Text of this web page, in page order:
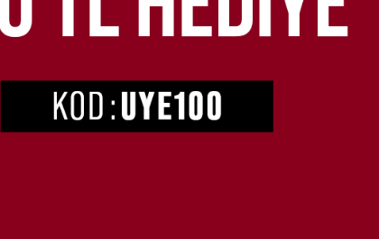
SEÇIM